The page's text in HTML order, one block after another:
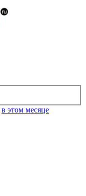
в этом месяце